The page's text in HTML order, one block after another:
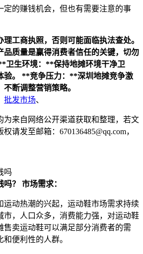
定的赚钱机会，但也有需要注意的事
工商执照，否则可能面临执法查处。
质量是赢得消费者信任的关键，切勿
卫生环境：**保持地摊环境干净卫
。
**竞争压力：**深圳地摊竞争激
断调整营销策略。
批发市场、
为来自网络公开渠道获取和整理，若文
请发至邮箱：670136485@qq.com，
吗
？
市场需求：
运动热潮的兴起，运动鞋市场需求持续
市，人口众多，消费能力强，对运动鞋
售卖运动鞋可以满足部分消费者的需
便利性的人群。